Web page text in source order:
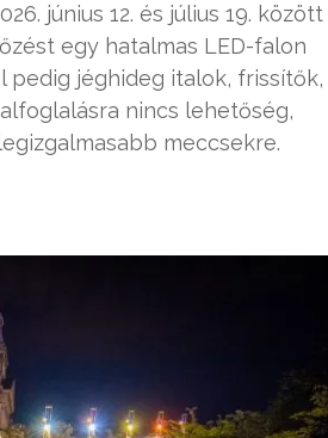
június 12. és július 19. között
egy hatalmas LED-falon
pedig jéghideg italok, frissítők,
nincs lehetőség,
meccsekre.